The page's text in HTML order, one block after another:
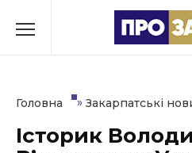
до
Головна » Закарпатські
Історик